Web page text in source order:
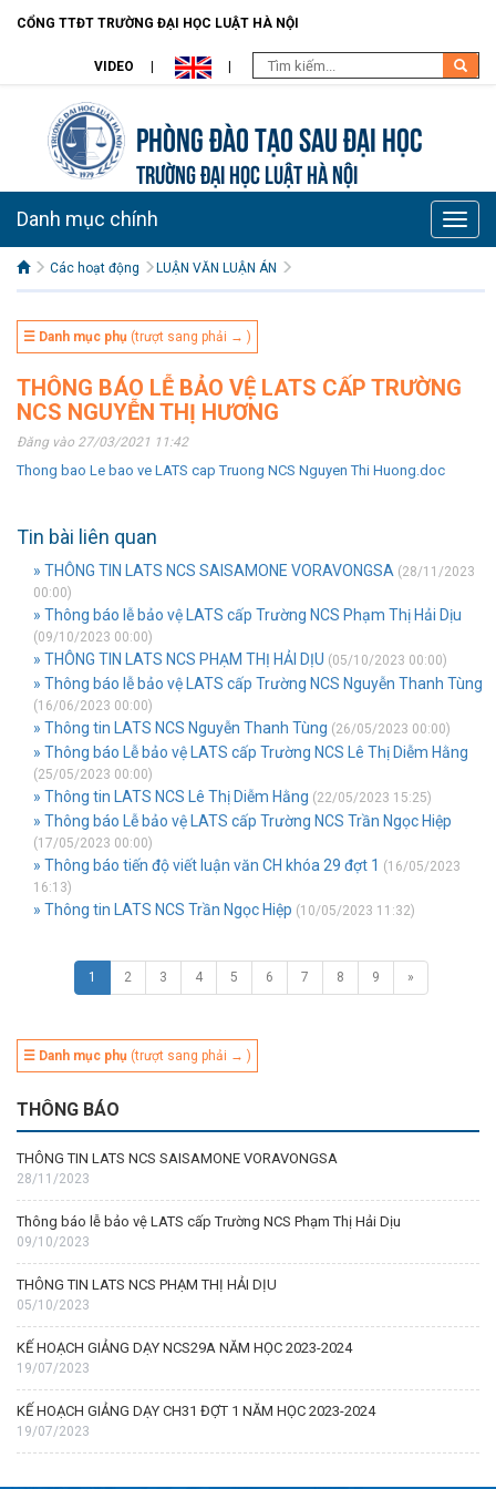
CỔNG TTĐT TRƯỜNG ĐẠI HỌC LUẬT HÀ NỘI
VIDEO
Phòng Đào tạo Sau đại học
TRƯỜNG ĐẠI HỌC LUẬT HÀ NỘI
Toggle
Danh mục chính
Các hoạt động LUẬN VĂN LUẬN ÁN
☰ Danh mục phụ (trượt sang phải → )
THÔNG BÁO LỄ BẢO VỆ LATS CẤP TRƯỜNG
NCS NGUYỄN THỊ HƯƠNG
Đăng vào 27/03/2021 11:42
Thong bao Le bao ve LATS cap Truong NCS Nguyen Thi Huong.doc
Tin bài liên quan
» THÔNG TIN LATS NCS SAISAMONE VORAVONGSA (28/11/2023
00:00)
» Thông báo lễ bảo vệ LATS cấp Trường NCS Phạm Thị Hải Dịu
(09/10/2023 00:00)
» THÔNG TIN LATS NCS PHẠM THỊ HẢI DỊU (05/10/2023 00:00)
» Thông báo lễ bảo vệ LATS cấp Trường NCS Nguyễn Thanh Tùng
(16/06/2023 00:00)
» Thông tin LATS NCS Nguyễn Thanh Tùng (26/05/2023 00:00)
» Thông báo Lễ bảo vệ LATS cấp Trường NCS Lê Thị Diễm Hằng
(25/05/2023 00:00)
» Thông tin LATS NCS Lê Thị Diễm Hằng (22/05/2023 15:25)
» Thông báo Lễ bảo vệ LATS cấp Trường NCS Trần Ngọc Hiệp
(17/05/2023 00:00)
» Thông báo tiến độ viết luận văn CH khóa 29 đợt 1 (16/05/2023
16:13)
» Thông tin LATS NCS Trần Ngọc Hiệp (10/05/2023 11:32)
1 2 3 4 5 6 7 8 9 »
☰ Danh mục phụ (trượt sang phải → )
THÔNG BÁO
THÔNG TIN LATS NCS SAISAMONE VORAVONGSA
28/11/2023
Thông báo lễ bảo vệ LATS cấp Trường NCS Phạm Thị Hải Dịu
09/10/2023
THÔNG TIN LATS NCS PHẠM THỊ HẢI DỊU
05/10/2023
KẾ HOẠCH GIẢNG DẠY NCS29A NĂM HỌC 2023-2024
19/07/2023
KẾ HOẠCH GIẢNG DẠY CH31 ĐỢT 1 NĂM HỌC 2023-2024
19/07/2023